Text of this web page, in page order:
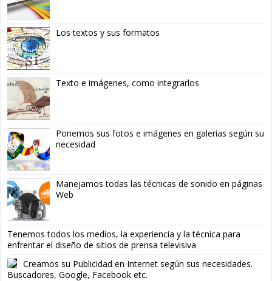
Los textos y sus formatos
Texto e imágenes, como integrarlos
Ponemos sus fotos e imágenes en galerías según su
necesidad
Manejamos todas las técnicas de sonido en páginas
Web
Tenemos todos los medios, la experiencia y la técnica para
enfrentar el diseño de sitios de prensa televisiva
Creamos su Publicidad en Internet según sus necesidades.
Buscadores, Google, Facebook etc.